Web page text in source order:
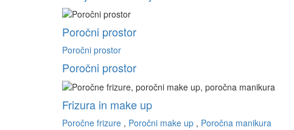
Poročni prostor
Poročni prostor
Poročni prostor
Frizura in make up
Poročne frizure , Poročni make up , Poročna manikura